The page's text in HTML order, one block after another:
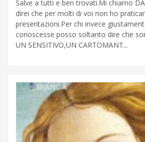
Salve a tutti e ben trovati.Mi chiamo
direi che per molti di voi non ho
presentazioni.Per chi invece
conoscesse posso soltanto dire che
UN SENSITIVO,UN CARTOMANT...